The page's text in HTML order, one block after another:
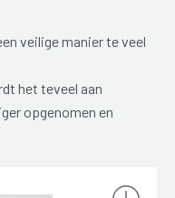
veilige manier te veel
het teveel aan
opgenomen en